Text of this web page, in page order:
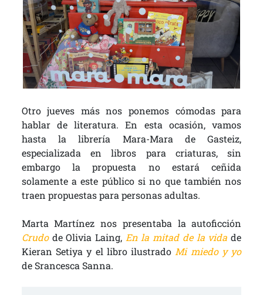
Otro jueves más nos ponemos cómodas para
hablar de literatura. En esta ocasión, vamos
hasta la librería Mara-Mara de Gasteiz,
especializada en libros para criaturas, sin
embargo la propuesta no estará ceñida
solamente a este público si no que también nos
traen propuestas para personas adultas.
Marta Martínez nos presentaba la autoficción
Crudode Olivia Laing, En la mitad de la vida de
Kieran Setiya y el libro ilustrado Mi miedo y yo
de Srancesca Sanna.